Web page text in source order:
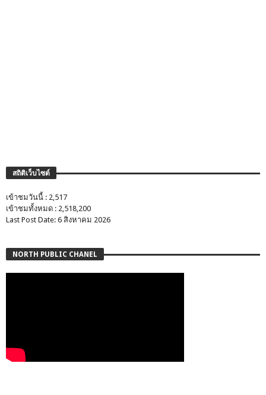
สถิติเว็บไซต์
เข้าชมวันนี้ : 2,517
เข้าชมทั้งหมด : 2,518,200
Last Post Date: 6 สิงหาคม 2026
NORTH PUBLIC CHANEL